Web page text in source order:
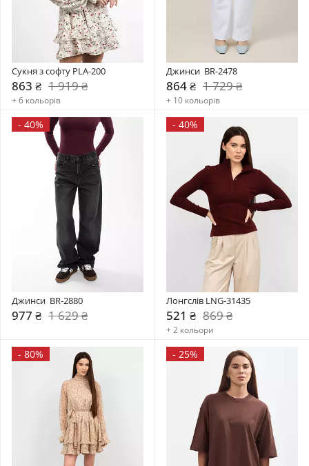
Сукня з софту PLA-200
863 ₴ 1 919 ₴
+ 6 кольорів
Джинси  BR-2478
864 ₴ 1 729 ₴
+ 10 кольорів
- 40%
Джинси  BR-2880
977 ₴ 1 629 ₴
- 40%
Лонгслів LNG-31435
521 ₴ 869 ₴
+ 2 кольори
- 80% - 25%